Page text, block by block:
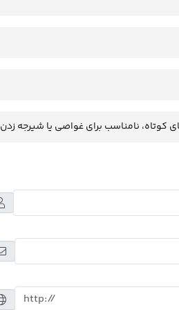
کوتاه، نامناسب برای غواصی یا شیرجه زدن